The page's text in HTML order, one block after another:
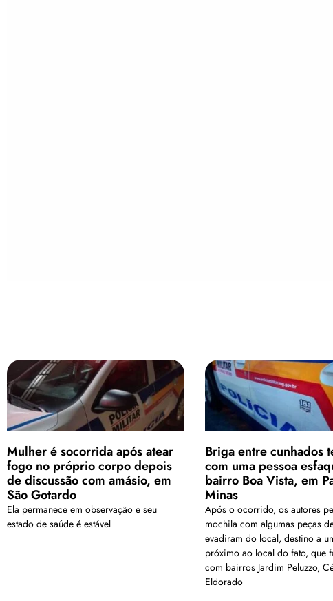
Mulher é socorrida após atear
fogo no próprio corpo depois
de discussão com amásio, em
São Gotardo
Ela permanece em observação e seu
estado de saúde é estável
Briga entre cunhados
com uma pessoa
bairro Boa Vista, em
Minas
Após o ocorrido, os autores
mochila com algumas peças
evadiram do local, destino a
próximo ao local do fato, que
com bairros Jardim Peluzzo,
Eldorado